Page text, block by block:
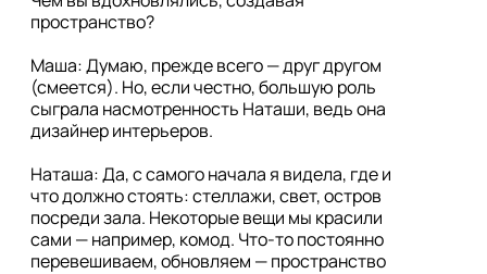
пространство?
Маша: Думаю, прежде всего — друг другом
(смеется). Но, если честно, большую роль
сыграла насмотренность Наташи, ведь она
дизайнер интерьеров.
Наташа: Да, с самого начала я видела, где и
что должно стоять: стеллажи, свет, остров
посреди зала. Некоторые вещи мы красили
сами — например, комод. Что-то постоянно
перевешиваем, обновляем — пространство